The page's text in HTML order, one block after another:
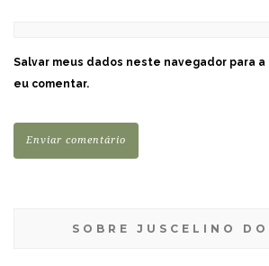
Salvar meus dados neste navegador para a
eu comentar.
SOBRE JUSCELINO